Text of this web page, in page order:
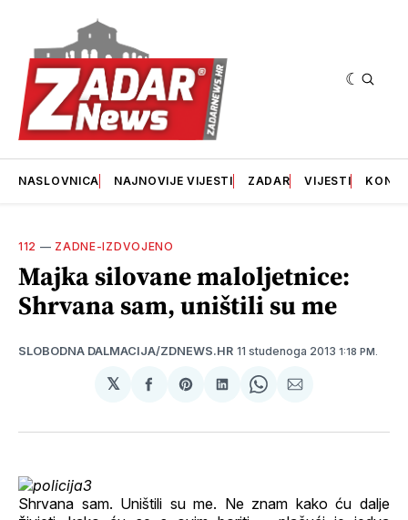
NASLOVNICA NAJNOVIJE VIJESTI ZADAR VIJESTI
112 — ZADNE-IZDVOJENO
Majka silovane maloljetnice:
Shrvana sam, uništili su me
SLOBODNA DALMACIJA/ZDNEWS.HR 11 studenoga 2013 1:18 PM.
𝕏
podijeliSharepodijeliSharepodijeli
Shrvana sam. Uništili su me. Ne znam kako ću dalje